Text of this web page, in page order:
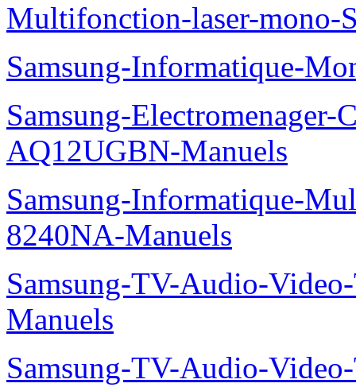
Multifonction-laser-mono-
Samsung-Informatique-
Samsung-Electromenager-
AQ12UGBN-Manuels
Samsung-Informatique-
8240NA-Manuels
Samsung-TV-Audio-
Manuels
Samsung-TV-Audio-